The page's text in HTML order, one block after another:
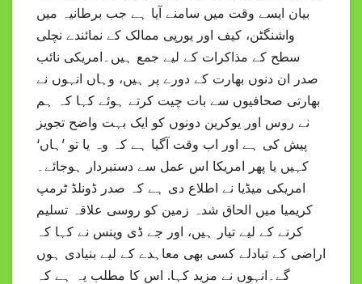
بیان ایسے وقت میں سامنے آیا ہے جب برطانیہ میں
واشنگٹن، کیف اور یورپی ممالک کے نمائندے نچلی
سطح کے مذاکرات کے لیے جمع ہیں۔امریکی نائب
صدر ان دنوں بھارت کے دورے پر ہیں، وہاں انہوں نے
بھارتی صحافیوں سے بات چیت کرتے ہوئے کہا کہ ہم
نے روس اور یوکرین دونوں کو ایک بہت واضح تجویز
پیش کی ہے اور اب وقت آگیا ہے کہ وہ یا تو ’ہاں‘
کہیں یا پھر امریکا اس عمل سے دستبردار ہوجائے۔
امریکی میڈیا نے اطلاع دی ہے کہ صدر ڈونلڈ ٹرمپ
کریمیا میں الحاق شدہ زمین کو روسی علاقہ تسلیم
کرنے کے لیے تیار ہیں، اور جے ڈی وینس نے کہا کہ
اراضی کے تبادلے کسی بھی معاہدے کے لیے بنیادی ہوں
گے۔انہوں نے مزید کہا. اس کا مطلب یہ ہے کہ